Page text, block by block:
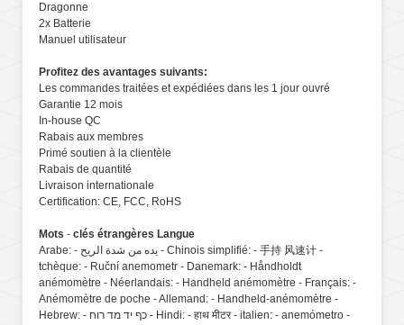
Dragonne
2x Batterie
Manuel utilisateur
Profitez des avantages suivants:
Les commandes traitées et expédiées dans les 1 jour ouvré
Garantie 12 mois
In-house QC
Rabais aux membres
Primé soutien à la clientèle
Rabais de quantité
Livraison internationale
Certification: CE, FCC, RoHS
Mots - clés étrangères Langue
Arabe: - يده من شدة الريح - Chinois simplifié: - 手持 风速计 -
tchèque: - Ruční anemometr - Danemark: - Håndholdt
anémomètre - Néerlandais: - Handheld anémomètre - Français: -
Anémomètre de poche - Allemand: - Handheld-anémomètre -
Hebrew: - כף יד מד רוח - Hindi: - हाथ मीटर - italien: - anemómetro -